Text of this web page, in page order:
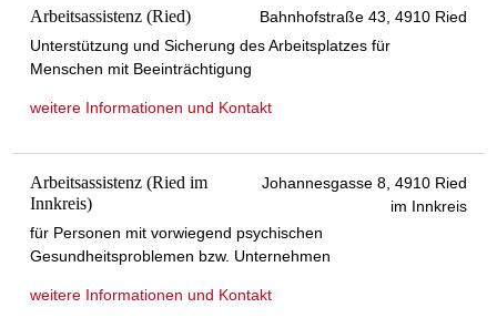
Arbeitsassistenz (Ried)
Bahnhofstraße 43, 4910 Ried
Unterstützung und Sicherung des Arbeitsplatzes für
Menschen mit Beeinträchtigung
weitere Informationen und Kontakt
Arbeitsassistenz (Ried im
Innkreis)
Johannesgasse 8, 4910 Ried
im Innkreis
für Personen mit vorwiegend psychischen
Gesundheitsproblemen bzw. Unternehmen
weitere Informationen und Kontakt